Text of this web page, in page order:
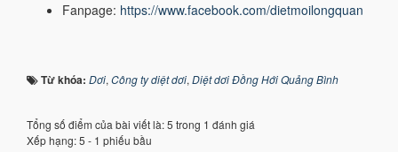
Fanpage: https://www.facebook.com/dietmoilongquan
Từ khóa: Dơi, Công ty diệt dơi, Diệt dơi Đồng Hới Quảng Bình
Tổng số điểm của bài viết là: 5 trong 1 đánh giá
Xếp hạng:5 - 1 phiếu bầu